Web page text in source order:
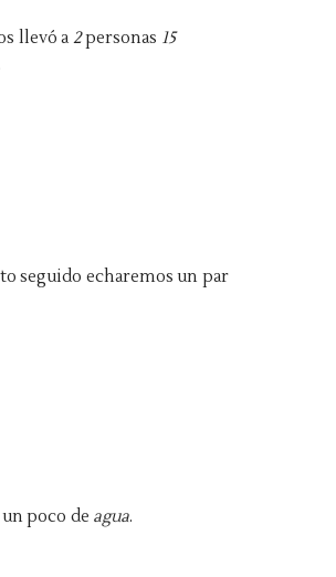
llevó a 2personas 15
seguido echaremos un par
poco de agua.